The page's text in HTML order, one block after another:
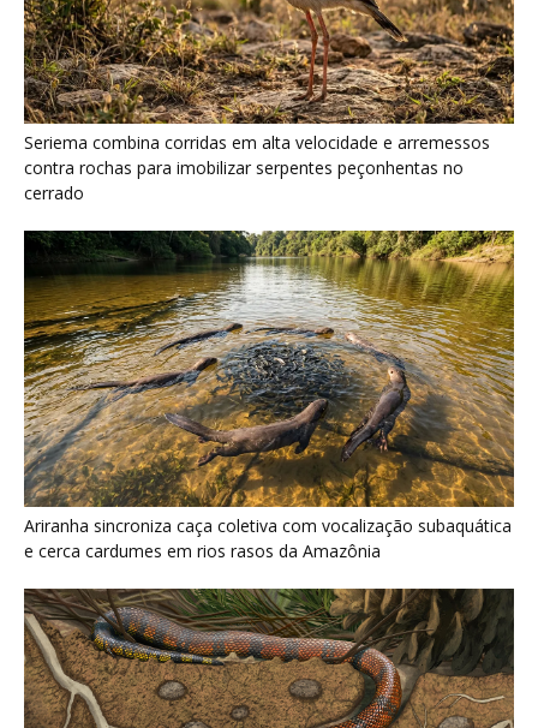
Seriema combina corridas em alta velocidade e arremessos
contra rochas para imobilizar serpentes peçonhentas no
cerrado
Ariranha sincroniza caça coletiva com vocalização subaquática
e cerca cardumes em rios rasos da Amazônia